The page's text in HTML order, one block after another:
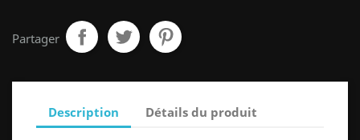
Partager
Description Détails du produit